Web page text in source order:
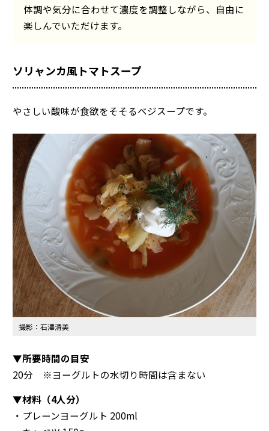
体調や気分に合わせて濃度を調整しながら、自由に
楽しんでいただけます。
ソリャンカ風トマトスープ
やさしい酸味が食欲をそそるベジスープです。
撮影：石澤清美
▼所要時間の目安
20分 ※ヨーグルトの水切り時間は含まない
▼材料（4人分）
・プレーンヨーグルト 200ml